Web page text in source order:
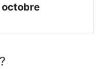
octobre